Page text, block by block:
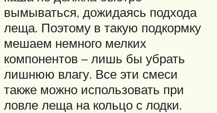
вымываться, дожидаясь подхода
леща. Поэтому в такую подкормку
мешаем немного мелких
компонентов – лишь бы убрать
лишнюю влагу. Все эти смеси
также можно использовать при
ловле леща на кольцо с лодки.